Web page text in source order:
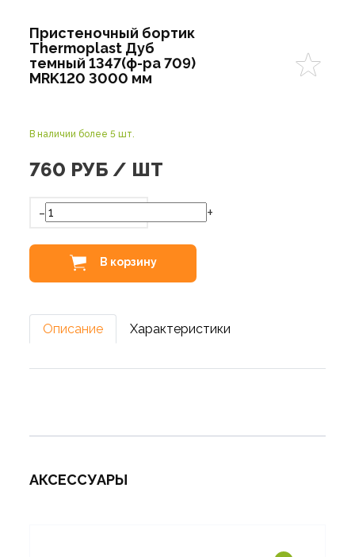
Пристеночный бортик
Thermoplast Дуб
темный 1347(ф-ра 709)
MRK120 3000 мм
В наличии более 5 шт.
760 РУБ / ШТ
- +
В корзину
Описание Характеристики
АКСЕССУАРЫ